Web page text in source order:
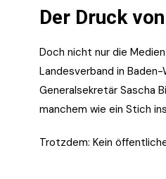
Der Druck
Doch nicht nur die
Landesverband in
Generalsekretär Sascha
manchem wie ein Stich
Trotzdem: Kein